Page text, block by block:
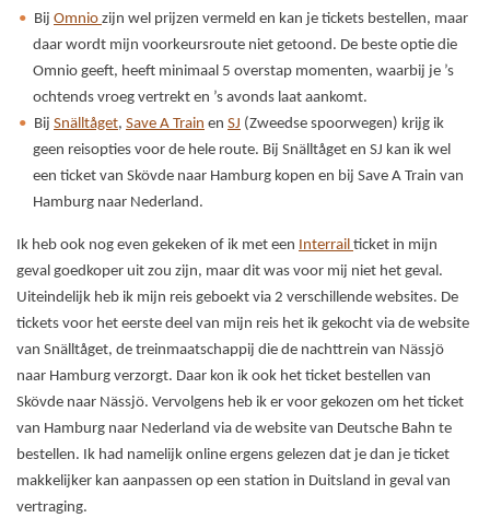
Bij Omnio zijn wel prijzen vermeld en kan je tickets bestellen, maar
daar wordt mijn voorkeursroute niet getoond. De beste optie die
Omnio geeft, heeft minimaal 5 overstap momenten, waarbij je ’s
ochtends vroeg vertrekt en ’s avonds laat aankomt.
Bij Snälltåget, Save A Train en SJ (Zweedse spoorwegen) krijg ik
geen reisopties voor de hele route. Bij Snälltåget en SJ kan ik wel
een ticket van Skövde naar Hamburg kopen en bij Save A Train van
Hamburg naar Nederland.
Ik heb ook nog even gekeken of ik met een Interrail ticket in mijn
geval goedkoper uit zou zijn, maar dit was voor mij niet het geval.
Uiteindelijk heb ik mijn reis geboekt via 2 verschillende websites. De
tickets voor het eerste deel van mijn reis het ik gekocht via de website
van Snälltåget, de treinmaatschappij die de nachttrein van Nässjö
naar Hamburg verzorgt. Daar kon ik ook het ticket bestellen van
Skövde naar Nässjö. Vervolgens heb ik er voor gekozen om het ticket
van Hamburg naar Nederland via de website van Deutsche Bahn te
bestellen. Ik had namelijk online ergens gelezen dat je dan je ticket
makkelijker kan aanpassen op een station in Duitsland in geval van
vertraging.